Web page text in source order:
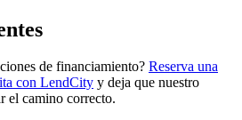
de financiamiento? Reserva una
con LendCity y deja que nuestro
el camino correcto.